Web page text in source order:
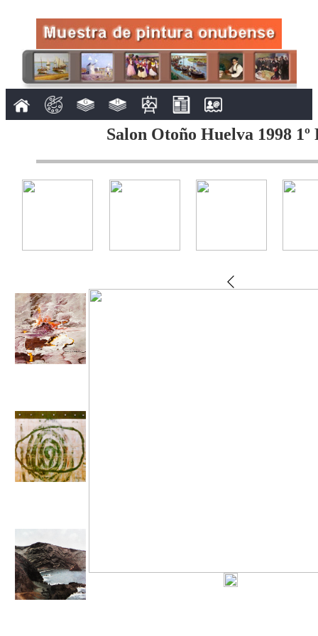
Salon Otoño Huelva 1998 1º